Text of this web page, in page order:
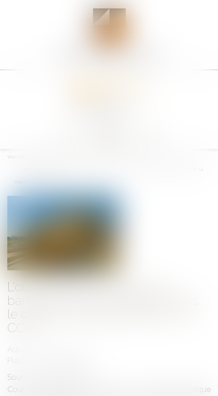
Vous êtes ici :
régularisation d’un CCMI
L’obligation de vérification du
banquier prêteur de deniers dans
le cadre de la régularisation d’un
CCMI
Auteur : GAUVIN Ludovic
Publié le :
Source :
Cour de cassation, chambre civile 3, Audience publique